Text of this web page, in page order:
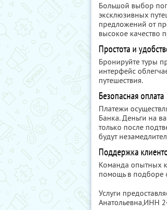
Большой выбор
эксклюзивных
предложений от
высокое качество
Простота и
Бронируйте туры
интерфейс
путешествия.
Безопасная оплата
Платежи
Банка. Деньги на
только после
будут
Поддержка
Команда опытных
помощь в подборе
Услуги
Анатольевна,ИНН